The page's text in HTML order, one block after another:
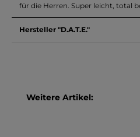
für die Herren. Super leicht, total
Hersteller "D.A.T.E."
Produktgalerie überspringen
Weitere Artikel: